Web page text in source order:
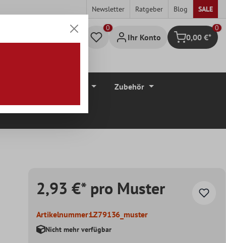
Newsletter Ratgeber Blog SALE
Ihr Konto Warenkorb
0
0,00 €*
Zubehör
2,93 €* pro Muster
Artikelnummer:LZ79136_muster
Nicht mehr verfügbar